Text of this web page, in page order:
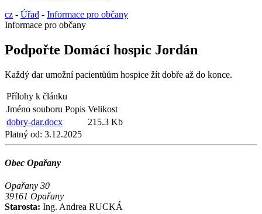
cz - Úřad - Informace pro občany
Informace pro občany
Podpořte Domácí hospic Jordán
Každý dar umožní pacientůům hospice žít dobře až do konce.
Přílohy k článku
Jméno souboru Popis Velikost
dobry-dar.docx
215.3 Kb
Platný od: 3.12.2025
Obec Opařany
Opařany 30
39161 Opařany
Starosta: Ing. Andrea RUCKÁ